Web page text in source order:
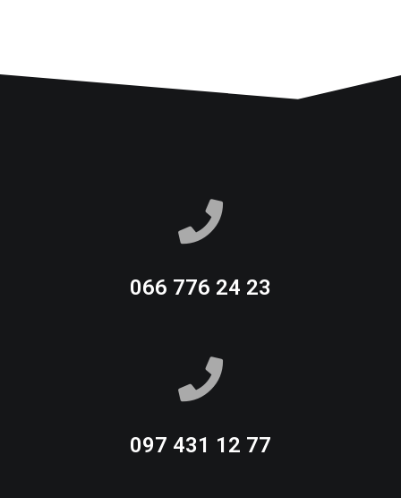
066 776 24 23
097 431 12 77